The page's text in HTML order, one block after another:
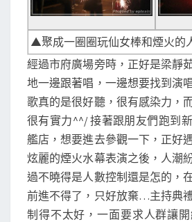
▲聚成一圈圈玩仙女棒和煙火的
經過市府廣場旁時，正好是梁靜
地一邊跟著唱，一邊想要找到演
歌真的是很好聽，很有感染力，
很有實力^^/ 接著跟朋友們跑到
艦店，想要進去參觀一下，正好
炫麗的煙火水幕表演之後，人潮
過不曉得是人數控制還是怎的，
前進不得了，只好放棄…主持典
制得不太好，一面要求人群讓